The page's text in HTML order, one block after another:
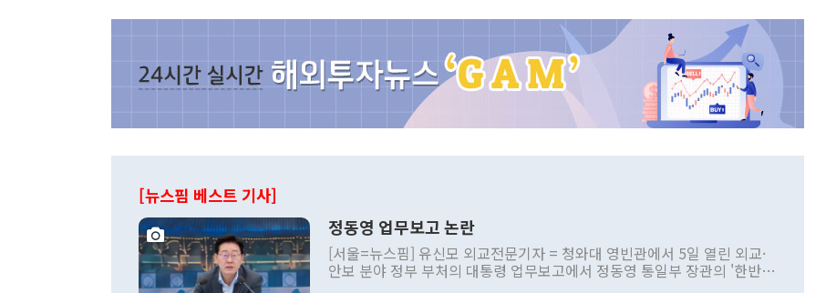
[뉴스핌 베스트 기사]
정동영 업무보고 논란
[서울=뉴스핌] 유신모 외교전문기자 = 청와대 영빈관에서 5일 열린 외교·
안보 분야 정부 부처의 대통령 업무보고에서 정동영 통일부 장관의 '한반도